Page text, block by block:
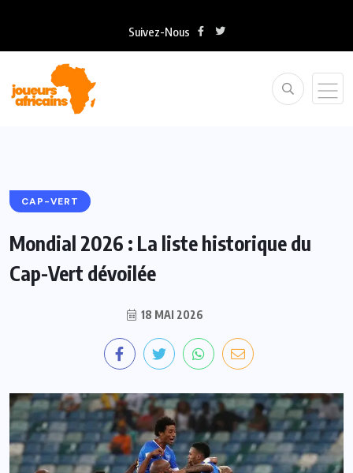
Suivez-Nous
CAP-VERT
Mondial 2026 : La liste historique du
Cap-Vert dévoilée
18 MAI 2026